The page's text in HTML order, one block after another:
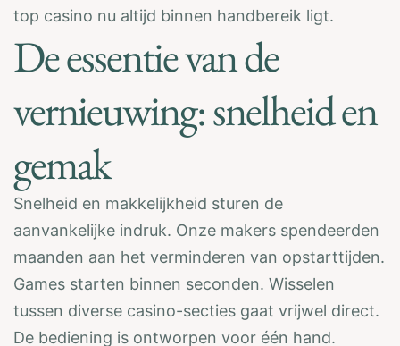
top casino nu altijd binnen handbereik ligt.
De essentie van de
vernieuwing: snelheid en
gemak
Snelheid en makkelijkheid sturen de
aanvankelijke indruk. Onze makers spendeerden
maanden aan het verminderen van opstarttijden.
Games starten binnen seconden. Wisselen
tussen diverse casino-secties gaat vrijwel direct.
De bediening is ontworpen voor één hand.